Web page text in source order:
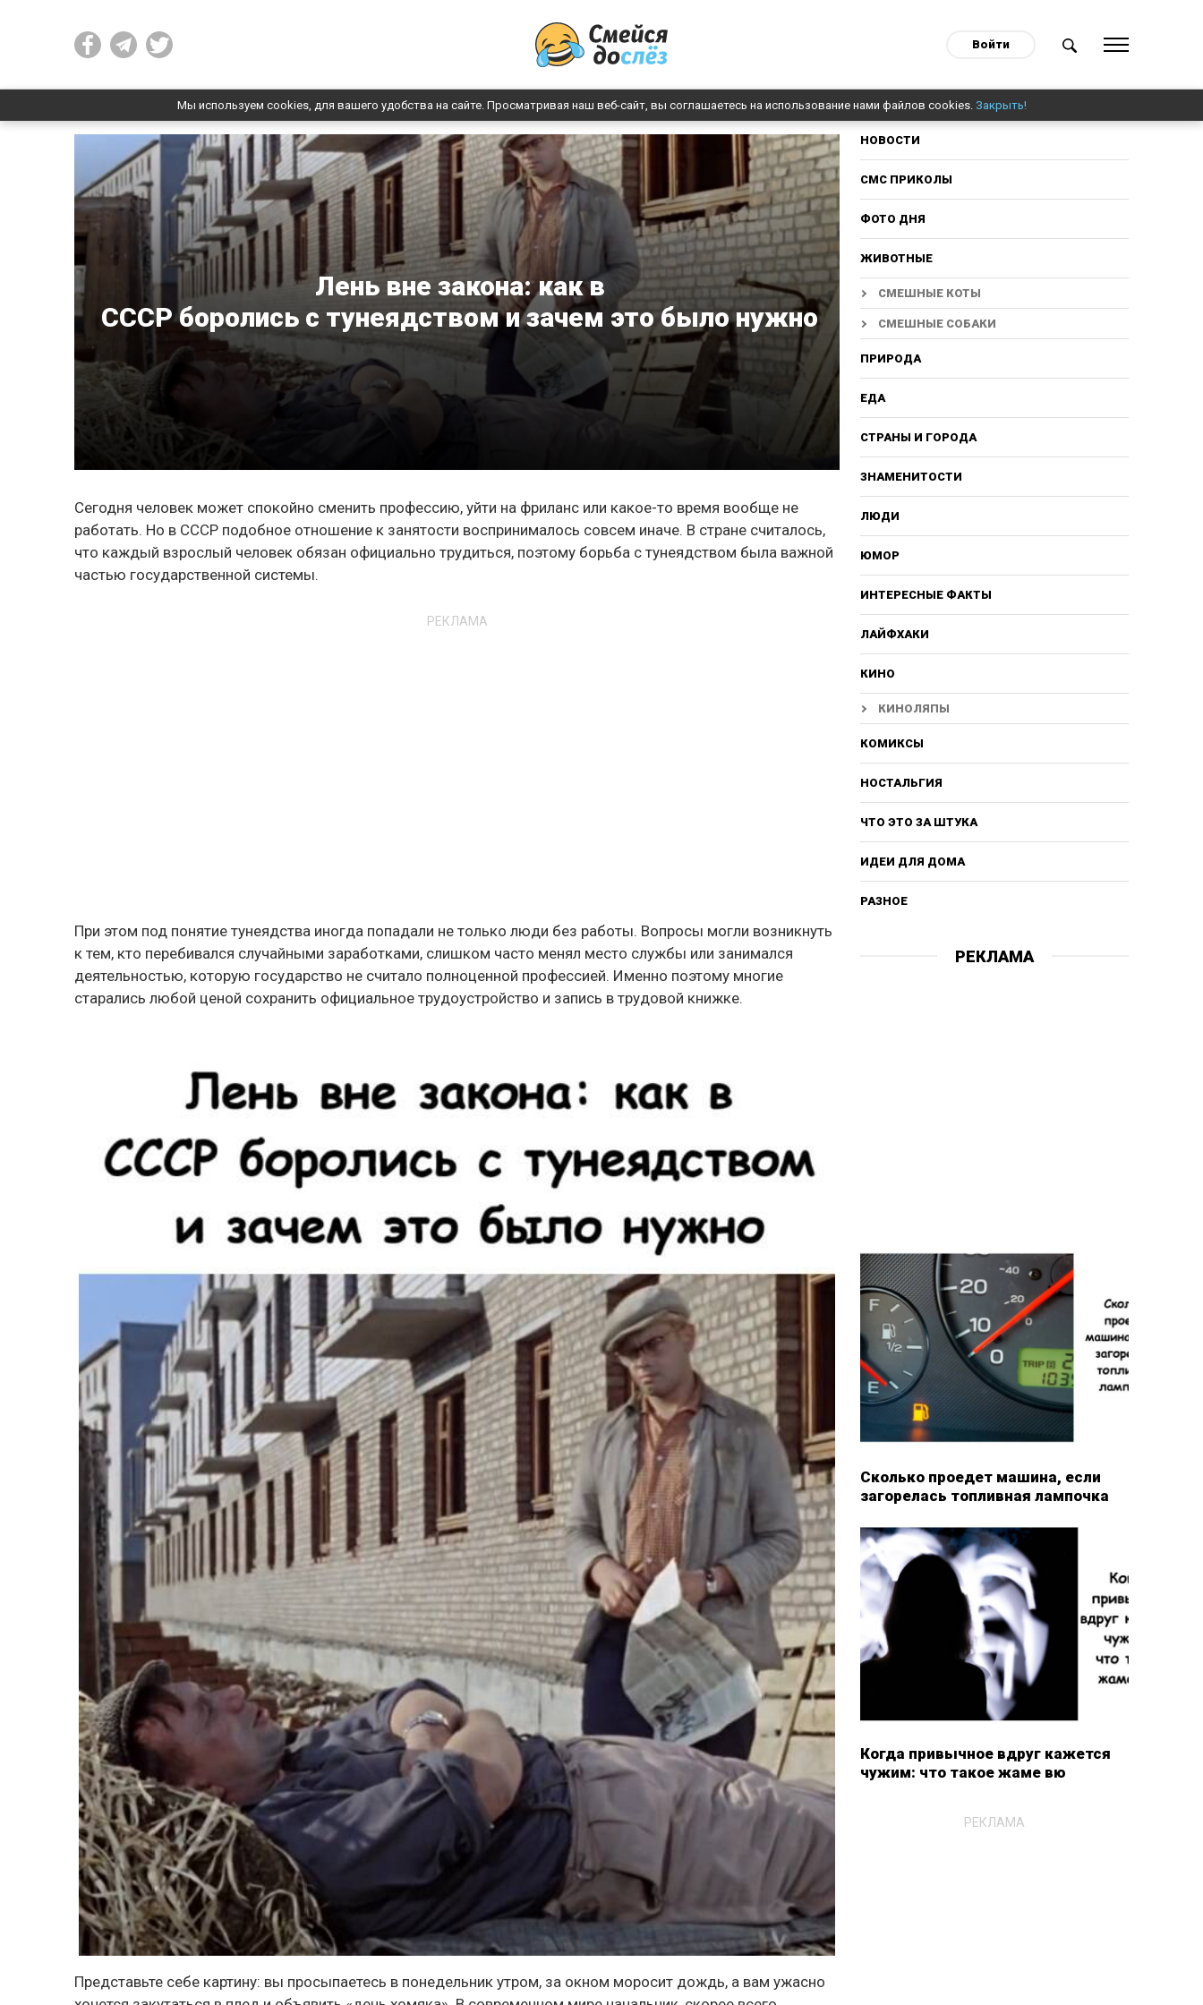
Войти
Мы используем cookies, для вашего удобства на сайте. Просматривая наш веб-сайт, вы соглашаетесь на использование нами файлов cookies. Закрыть!
Лень вне закона: как в
СССР боролись с тунеядством и зачем это было нужно
Сегодня человек может спокойно сменить профессию, уйти на фриланс или какое-то время вообще не
работать. Но в СССР подобное отношение к занятости воспринималось совсем иначе. В стране считалось,
что каждый взрослый человек обязан официально трудиться, поэтому борьба с тунеядством была важной
частью государственной системы.
РЕКЛАМА
При этом под понятие тунеядства иногда попадали не только люди без работы. Вопросы могли возникнуть
к тем, кто перебивался случайными заработками, слишком часто менял место службы или занимался
деятельностью, которую государство не считало полноценной профессией. Именно поэтому многие
старались любой ценой сохранить официальное трудоустройство и запись в трудовой книжке.
Представьте себе картину: вы просыпаетесь в понедельник утром, за окном моросит дождь, а вам ужасно
НОВОСТИ
СМС ПРИКОЛЫ
ФОТО ДНЯ
ЖИВОТНЫЕ
СМЕШНЫЕ КОТЫ
СМЕШНЫЕ СОБАКИ
ПРИРОДА
ЕДА
СТРАНЫ И ГОРОДА
ЗНАМЕНИТОСТИ
ЛЮДИ
ЮМОР
ИНТЕРЕСНЫЕ ФАКТЫ
ЛАЙФХАКИ
КИНО
КИНОЛЯПЫ
КОМИКСЫ
НОСТАЛЬГИЯ
ЧТО ЭТО ЗА ШТУКА
ИДЕИ ДЛЯ ДОМА
РАЗНОЕ
РЕКЛАМА
Сколько проедет машина, если
загорелась топливная лампочка
Когда привычное вдруг кажется
чужим: что такое жаме вю
РЕКЛАМА